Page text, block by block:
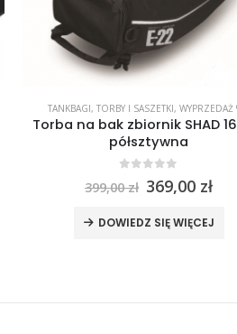
TANKBAGI, TORBY I SASZETKI, WYPRZEDAŻ
Torba na bak zbiornik SHAD
półsztywna
399,00zł Pierwotna
cena
wynosiła:
399,00 zł.
369,00 zł
DOWIEDZ SIĘ WIĘCEJ